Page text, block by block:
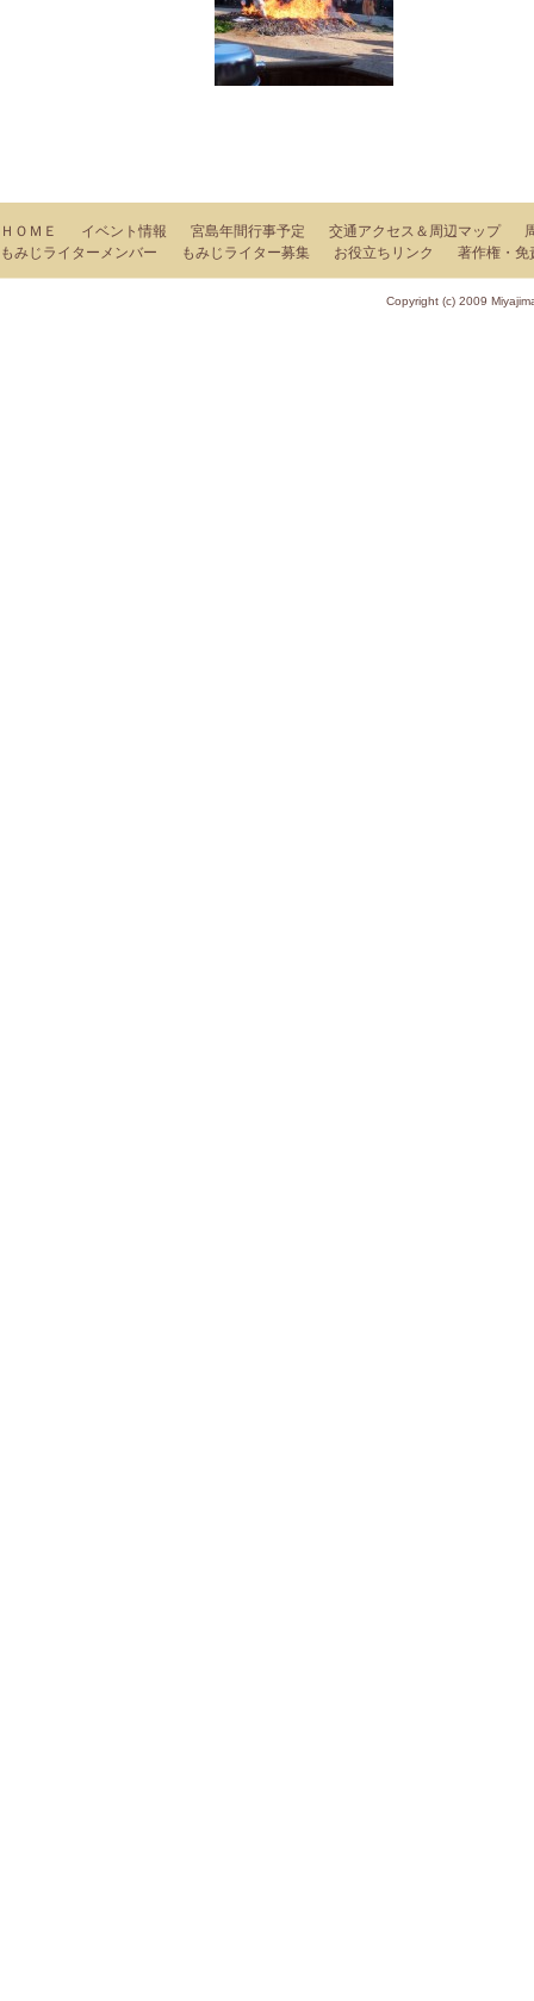
ＨＯＭＥ イベント情報 宮島年間行事予定 交通アクセス＆周辺マップ
もみじライターメンバー
もみじライター募集 お役立ちリンク 著作権・免
Copyright (c) 2009